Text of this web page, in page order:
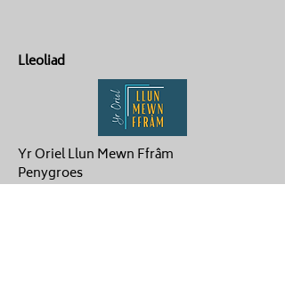
Lleoliad
Yr Oriel Llun Mewn Ffrâm
Penygroes